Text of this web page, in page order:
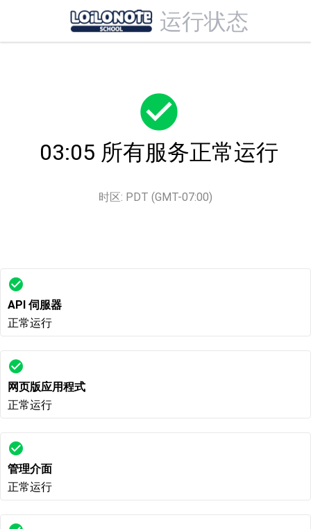
运行状态
check_circle
03:05 所有服务正常运行
时区: PDT (GMT-07:00)
check_circle
API 伺服器
正常运行
check_circle
网页版应用程式
正常运行
check_circle
管理介面
正常运行